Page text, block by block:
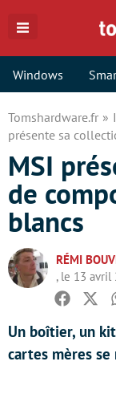
Windows
Tomshardware.fr
présente sa
MSI
de
blancs
RÉMI
, le 13 avril
Facebook
Un boîtier, un
cartes mères